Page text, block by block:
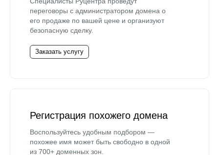
переговоры с администратором домена о
его продаже по вашей цене и организуют
безопасную сделку.
Заказать услугу
Регистрация похожего домена
Воспользуйтесь удобным подбором —
похожее имя может быть свободно в одной
из 700+ доменных зон.